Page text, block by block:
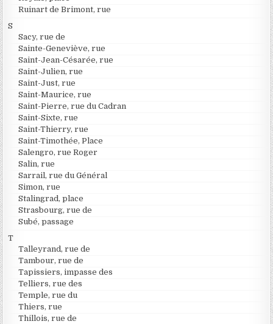
Ruinart de Brimont, rue
S
Sacy, rue de
Sainte-Geneviève, rue
Saint-Jean-Césarée, rue
Saint-Julien, rue
Saint-Just, rue
Saint-Maurice, rue
Saint-Pierre, rue du Cadran
Saint-Sixte, rue
Saint-Thierry, rue
Saint-Timothée, Place
Salengro, rue Roger
Salin, rue
Sarrail, rue du Général
Simon, rue
Stalingrad, place
Strasbourg, rue de
Subé, passage
T
Talleyrand, rue de
Tambour, rue de
Tapissiers, impasse des
Telliers, rue des
Temple, rue du
Thiers, rue
Thillois, rue de